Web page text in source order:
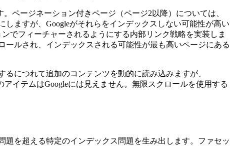
ページネーション付きページ（ページ2以降）については、
しますが、Googleがそれらをインデックスしない可能性が高い
でフィーチャーされるようにする内部リンク戦略を実装しま
ルされ、インデックスされる可能性が最も高いページにある
につれて追加のコンテンツを動的に読み込みますが、
イテムはGoogleには見えません。無限スクロールを使用する
を超える特定のインデックス問題を生み出します。ファセッ